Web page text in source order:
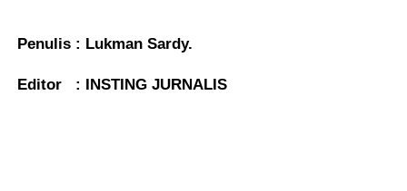
Penulis : Lukman Sardy.
Editor : INSTING JURNALIS